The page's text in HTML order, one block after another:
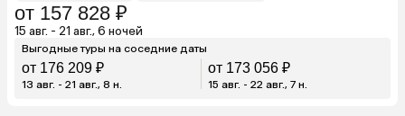
от 157 828 ₽
15 авг. - 21 авг., 6 ночей
Выгодные туры на соседние даты
от 176 209 ₽
13 авг. - 21 авг., 8 н.
от 173 056 ₽
15 авг. - 22 авг., 7 н.